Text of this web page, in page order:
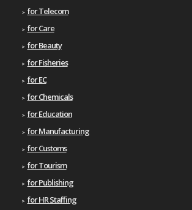
for Telecom
for Care
for Beauty
for Fisheries
for EC
for Chemicals
for Education
for Manufacturing
for Customs
for Tourism
for Publishing
for HR Staffing